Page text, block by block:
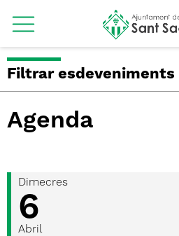
Filtrar esdeveniments
Agenda
Dimecres
6
Abril